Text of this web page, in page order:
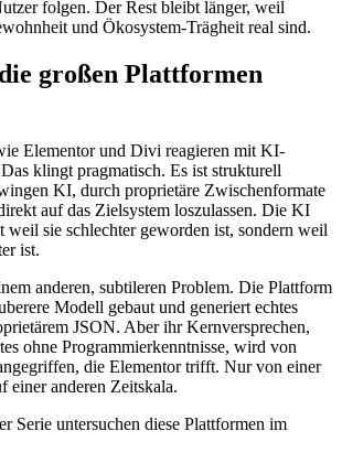
folgen. Der Rest bleibt länger, weil
und Ökosystem-Trägheit real sind.
großen Plattformen
Elementor und Divi reagieren mit KI-
klingt pragmatisch. Es ist strukturell
KI, durch proprietäre Zwischenformate
auf das Zielsystem loszulassen. Die KI
weil sie schlechter geworden ist, sondern weil
ist.
anderen, subtileren Problem. Die Plattform
Modell gebaut und generiert echtes
JSON. Aber ihr Kernversprechen,
ohne Programmierkenntnisse, wird von
die Elementor trifft. Nur von einer
einer anderen Zeitskala.
Serie untersuchen diese Plattformen im